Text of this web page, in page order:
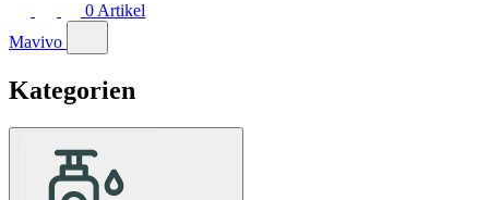
0 Artikel
Mavivo
Kategorien